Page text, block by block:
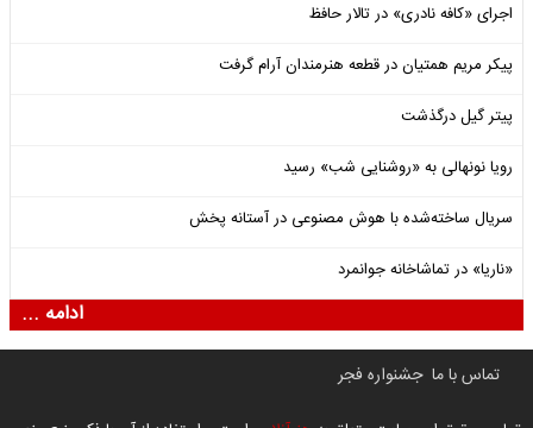
اجرای «کافه نادری» در تالار حافظ
پیکر مریم همتیان در قطعه هنرمندان آرام گرفت
پیتر گیل درگذشت
رویا نونهالی به «روشنایی شب» رسید
سریال ساخته‌شده با هوش مصنوعی در آستانه پخش
«ناریا» در تماشاخانه جوانمرد
ادامه ...
تماس با ما جشنواره فجر